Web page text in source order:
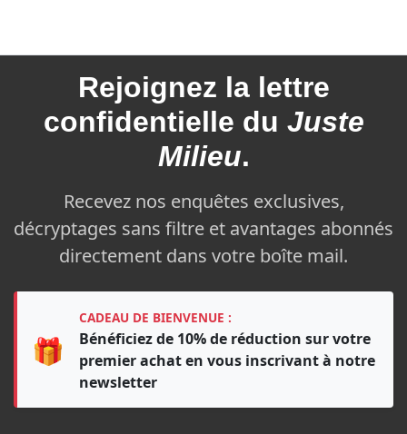
Rejoignez la lettre
confidentielle du Juste
Milieu.
Recevez nos enquêtes exclusives,
décryptages sans filtre et avantages abonnés
directement dans votre boîte mail.
🎁
CADEAU DE BIENVENUE :
Bénéficiez de 10% de réduction sur votre
premier achat en vous inscrivant à notre
newsletter